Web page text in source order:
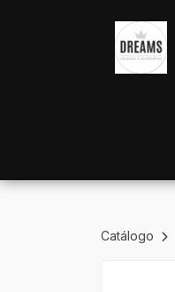
Catálogo